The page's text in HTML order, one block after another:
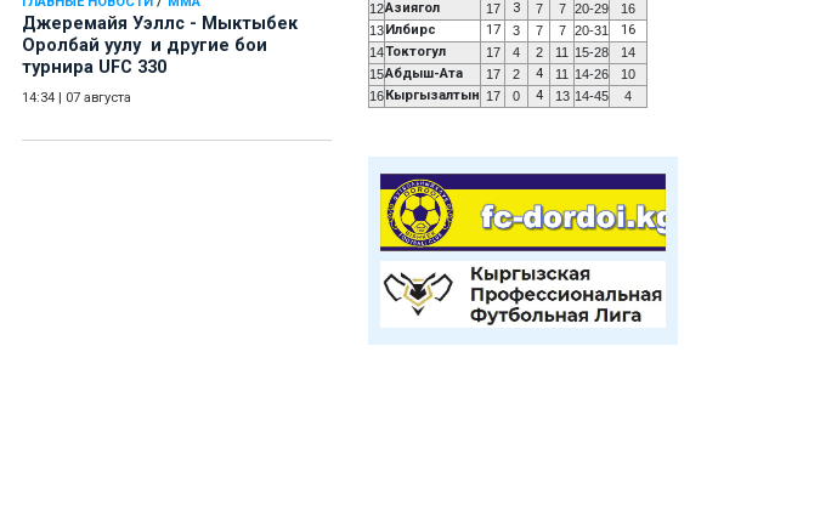
Джеремайя Уэллс - Мыктыбек
Оролбай уулу и другие бои
турнира UFC 330
14:34 07 августа
12Азиягол 17 3 7 7 20-29
16
13 Илбирс 17 3 7 7 20-31 16
14Токтогул 17 4 2 11 15-28
14
15Абдыш-Ата 17 2 4 11 14-26
10
16 Кыргызалтын 17 0 4 13 14-45 4